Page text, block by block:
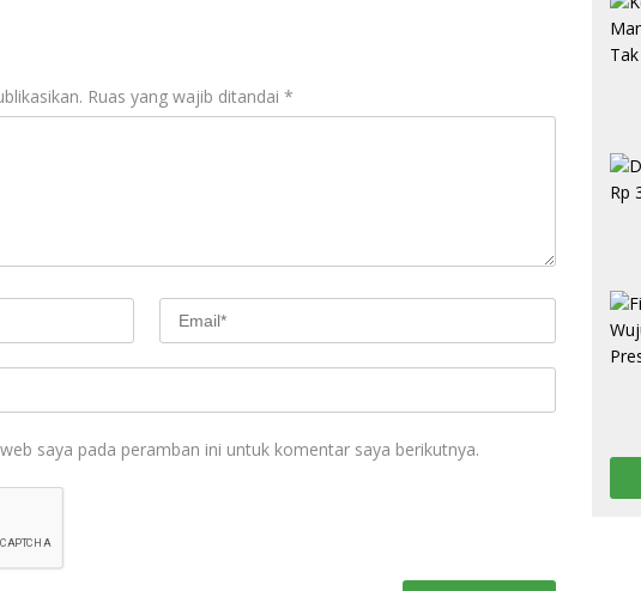
Ruas yang wajib ditandai *
saya pada peramban ini untuk komentar saya berikutnya.